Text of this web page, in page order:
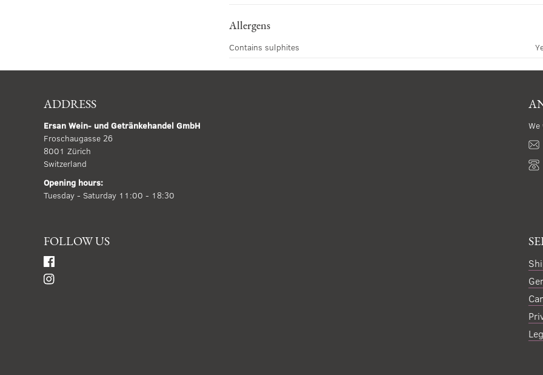
Allergens
Contains sulphites
ADDRESS
Ersan Wein- und Getränkehandel GmbH
Froschaugasse 26
8001 Zürich
Switzerland
Opening hours:
Tuesday - Saturday 11:00 - 18:30
FOLLOW US